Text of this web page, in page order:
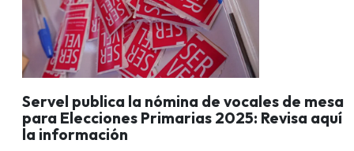
Servel publica la nómina de vocales de mesa
para Elecciones Primarias 2025: Revisa aquí
la información